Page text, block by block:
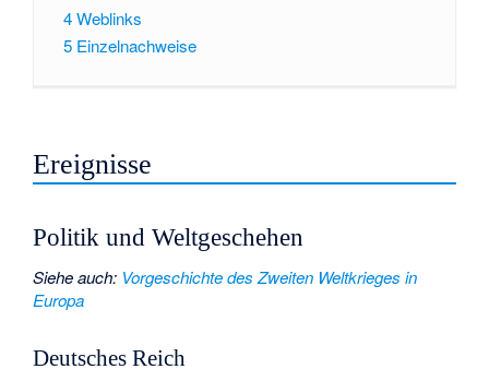
4Weblinks
5 Einzelnachweise
Ereignisse
Politik und Weltgeschehen
Siehe auch: Vorgeschichte des Zweiten Weltkrieges in
Europa
Deutsches Reich